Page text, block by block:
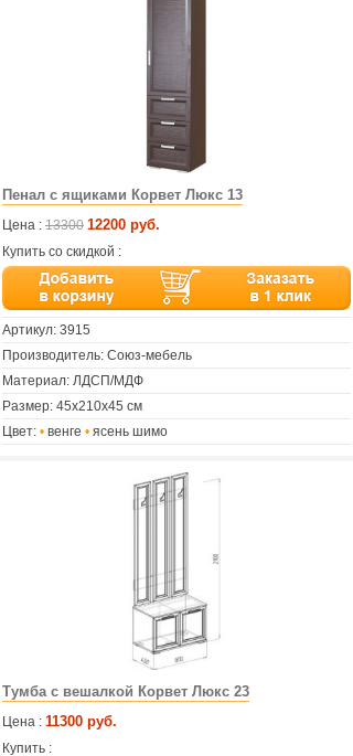
Пенал с ящиками Корвет Люкс 13
Цена : 13300 12200 руб.
Купить со скидкой :
Артикул: 3915
Производитель: Союз-мебель
Материал: ЛДСП/МДФ
Размер: 45х210х45 см
Цвет: • венге • ясень шимо
Тумба с вешалкой Корвет Люкс 23
Цена : 11300 руб.
Купить :